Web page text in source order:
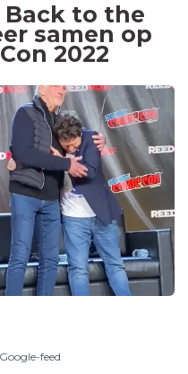
Back to the
samen op
2022
feed